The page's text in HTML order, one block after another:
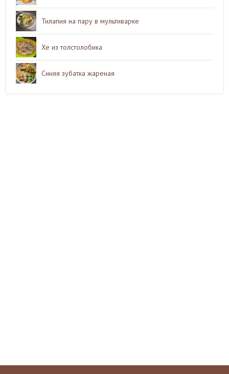
Тилапия на пару в мультиварке
Хе из толстолобика
Синяя зубатка жареная